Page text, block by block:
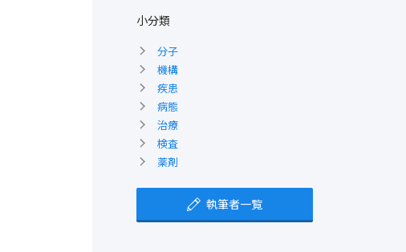
小分類
分子
機構
疾患
病態
治療
検査
薬剤
執筆者一覧